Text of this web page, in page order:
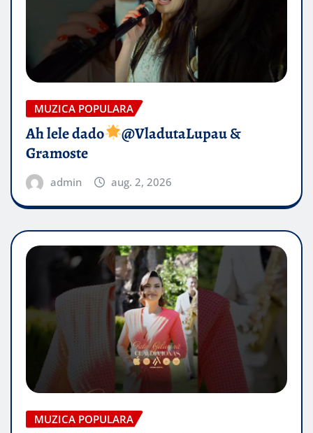
MUZICA POPULARA
Ah lele dado​
@VladutaLupau &
Gramoste
admin aug. 2, 2026
MUZICA POPULARA